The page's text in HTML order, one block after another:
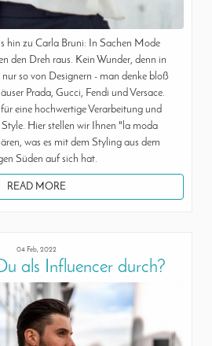
hin zu Carla Bruni: In Sachen Mode
den Dreh raus. Kein Wunder, denn in
so von Designern - man denke bloß
Prada, Gucci, Fendi und Versace.
eine hochwertige Verarbeitung und
Hier stellen wir Ihnen "la moda
was es mit dem Styling aus dem
Süden auf sich hat.
READ MORE
04 Feb, 2022
als Influencer durch?